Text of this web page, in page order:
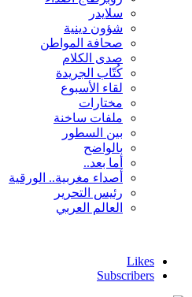
سلايدر
شؤون دينية
صحافة المواطن
صدى الكلام
كُتّاب الجريدة
لقاء الأسبوع
مختارات
ملفات ساخنة
بين السطور
بالواضح
أما بعد..
أصداء مغربية.. الورقية
رئيس التحرير
العالم العربي
Likes
Subscribers